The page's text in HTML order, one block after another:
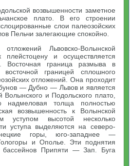
возвышенности заметное
плато. В его строении
слои палеозойских
Пельчи залегающие спокойно.
Львовско-Волынской
плейстоцену и осуществляется
Восточная граница размыва в
границей сплошного
отложений. Она проходит
— Дубно — Львов и является
Волынского и Подольского плато,
надмеловая толща полностью
возвышенность к Волынской
уступом высотой несколько
уступа выделяются на северо-
горы, юго-западнее —
и Ополье. Эти поднятия
бассейнов Припяти — Зап. Буга